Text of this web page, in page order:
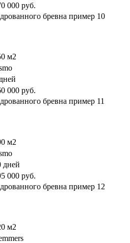
000 руб.
м2
000 руб.
м2
дней
000 руб.
м2